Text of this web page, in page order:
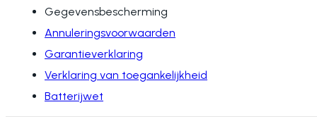
Gegevensbescherming
Annuleringsvoorwaarden
Garantieverklaring
Verklaring van toegankelijkheid
Batterijwet